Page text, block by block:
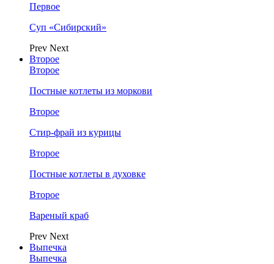
Первое
Суп «Сибирский»
Prev Next
Второе
Второе
Постные котлеты из моркови
Второе
Стир-фрай из курицы
Второе
Постные котлеты в духовке
Второе
Вареный краб
Prev Next
Выпечка
Выпечка